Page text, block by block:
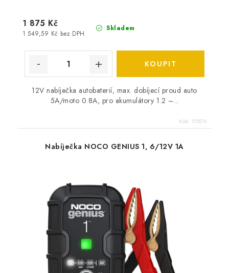
Skladem
1 549,59 Kč bez DPH
1 875 Kč
12V nabíječka autobaterií, max. dobíjecí proud auto
5A/moto 0.8A, pro akumulátory 1.2 –...
Kód: E5876
Nabíječka NOCO GENIUS 1, 6/12V 1A